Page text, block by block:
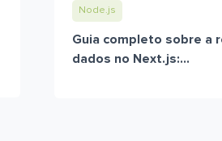
Node.js
Guia completo sobre a
dados no Next.js:...